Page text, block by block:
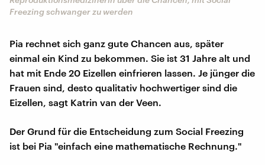
Freezing schwanger zu werden
Pia rechnet sich ganz gute Chancen aus, später
einmal ein Kind zu bekommen. Sie ist 31 Jahre alt und
hat mit Ende 20 Eizellen einfrieren lassen. Je jünger die
Frauen sind, desto qualitativ hochwertiger sind die
Eizellen, sagt Katrin van der Veen.
Der Grund für die Entscheidung zum Social Freezing
ist bei Pia "einfach eine mathematische Rechnung."